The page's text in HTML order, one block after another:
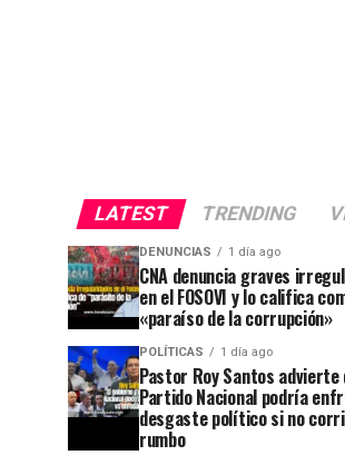
LATEST TRENDING
DENUNCIAS 1 día ago
CNA denuncia graves
en el FOSOVI y lo califica
«paraíso de la corrupción»
POLÍTICAS 1 día ago
Pastor Roy Santos advierte
Partido Nacional podría
desgaste político si no
rumbo